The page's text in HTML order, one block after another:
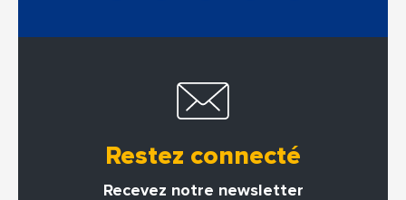
Restez connecté
Recevez notre newsletter